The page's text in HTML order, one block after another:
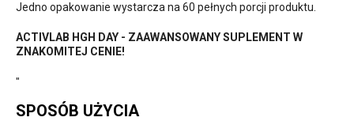
Jedno opakowanie wystarcza na 60 pełnych porcji produktu.
ACTIVLAB HGH DAY - ZAAWANSOWANY SUPLEMENT W
ZNAKOMITEJ CENIE!
"
SPOSÓB UŻYCIA